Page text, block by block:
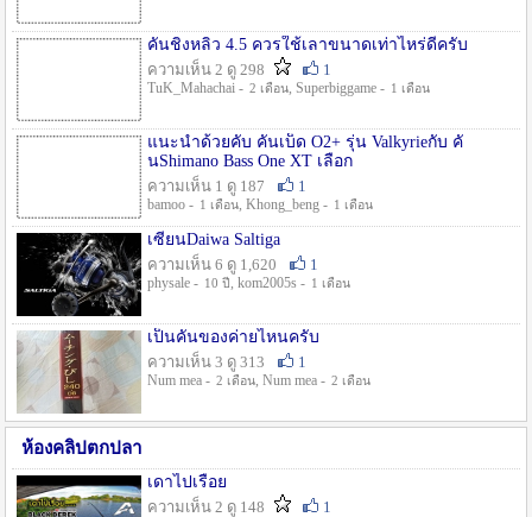
คันชิงหลิว 4.5 ควรใช้เลาขนาดเท่าไหร่ดีครับ
ความเห็น 2 ดู 298
1
TuK_Mahachai - 2 เดือน, Superbiggame - 1 เดือน
แนะนำด้วยคับ คันเบ็ด O2+ รุ่น Valkyrieกับ คั
นShimano Bass One XT เลือก
ความเห็น 1 ดู 187
1
bamoo - 1 เดือน, Khong_beng - 1 เดือน
เซียนDaiwa Saltiga
ความเห็น 6 ดู 1,620
1
physale - 10 ปี , kom2005s - 1 เดือน
เป็นคันของค่ายไหนครับ
ความเห็น 3 ดู 313
1
Num mea - 2 เดือน, Num mea - 2 เดือน
ห้องคลิปตกปลา
เดาไปเรื่อย
ความเห็น 2 ดู 148
1